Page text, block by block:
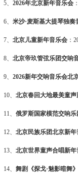
5、 2026年北京新年音乐会
6、 米沙·麦斯基大提琴独奏
7、 北京儿童新年音乐会 ：
8、 北京帝玖管弦乐团交响
9、 2026新年交响音乐会北
10、 北京春回大地最美童
11、 俄罗斯国家模范交响
12、 北京民族乐团北京新年
13、 北京世界童声合唱新年
14、 舞剧《探戈·魅影暗舞